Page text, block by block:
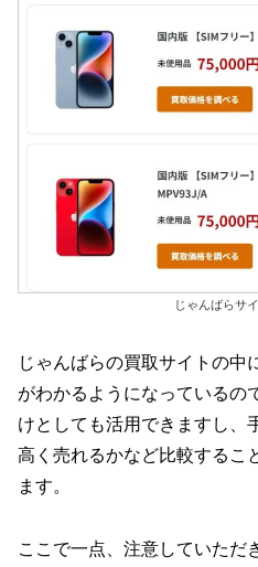
じゃんばらサ
じゃんばらの買取サイトの中
がわかるようになっているの
けとしても活用できますし、
高く売れるかなど比較するこ
ます。
ここで一点、注意していただ